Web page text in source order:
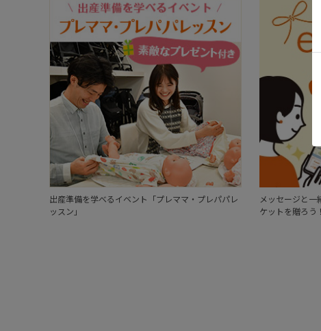
出産準備を学べるイベント「プレママ・プレパパレ
ッスン」
メッセージと一
ケットを贈ろう！